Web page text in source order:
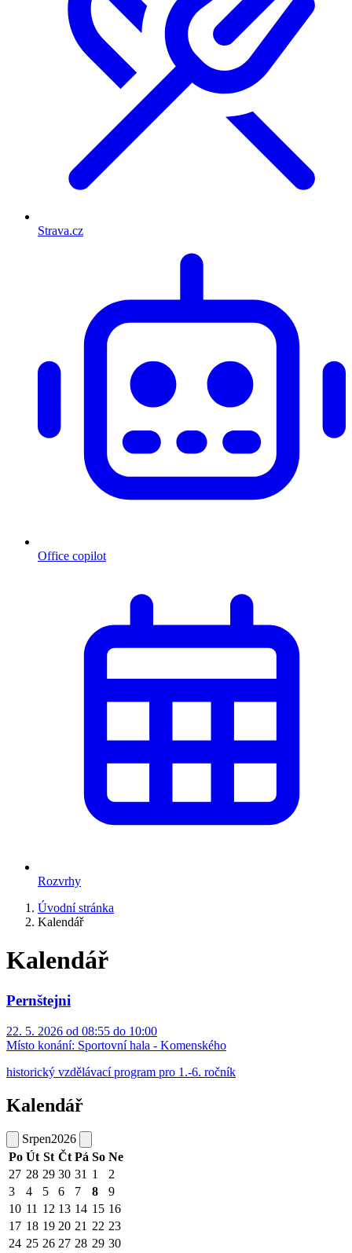
Strava.cz
Office copilot
Rozvrhy
Úvodní stránka
Kalendář
Kalendář
Pernštejni
22. 5. 2026 od 08:55 do 10:00
Místo konání: Sportovní hala - Komenského
historický vzdělávací program pro 1.-6. ročník
Kalendář
Srpen2026
Po Út St Čt Pá So Ne
27 28 29 30 31 1
2
3
4 5 6 7 8
9
10 11 12 13 14 15 16
17 18 19 20 21 22 23
24 25 26 27 28 29 30